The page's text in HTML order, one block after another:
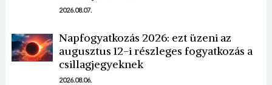
2026.08.07.
Napfogyatkozás 2026: ezt üzeni az
augusztus 12-i részleges fogyatkozás a
csillagjegyeknek
2026.08.06.
Borsonline bejelentkezés
E-mail cím vagy felhasználónév